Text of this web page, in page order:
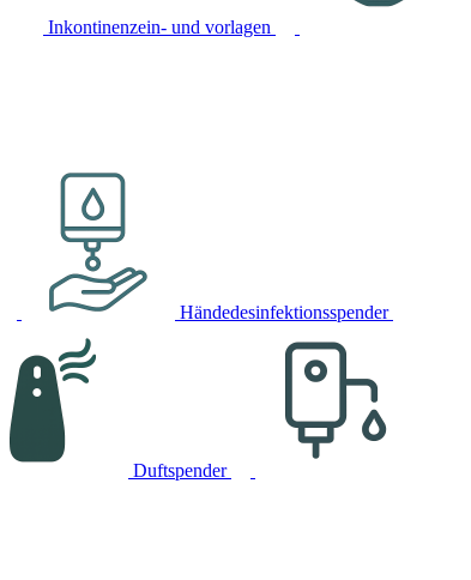
Inkontinenzein- und vorlagen
Händedesinfektionsspender
Duftspender